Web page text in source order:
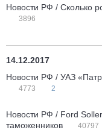
Новости РФ / Сколько
3896
14.12.2017
Новости РФ / УАЗ
4773 2
Новости РФ / Ford
таможенников
40797